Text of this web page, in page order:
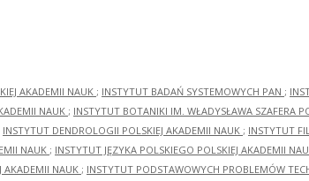
AKADEMII NAUK ; INSTYTUT BADAŃ SYSTEMOWYCH PAN ;
NAUK ; INSTYTUT BOTANIKI IM. WŁADYSŁAWA SZAFERA
INSTYTUT DENDROLOGII POLSKIEJ AKADEMII NAUK ; INSTYTUT
NAUK ; INSTYTUT JĘZYKA POLSKIEGO POLSKIEJ AKADEMII
AKADEMII NAUK ; INSTYTUT PODSTAWOWYCH PROBLEMÓW